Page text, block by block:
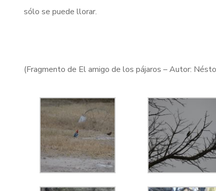
sólo se puede llorar.
(Fragmento de El amigo de los pájaros – Autor: